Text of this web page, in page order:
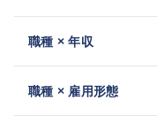
職種 × 年収
職種 × 雇用形態